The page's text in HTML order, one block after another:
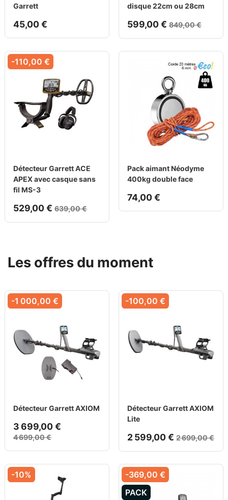
Garrett
45,00 €
disque 22cm ou 28cm
599,00 €849,00 €
Détecteur Garrett ACE
APEX avec casque sans
fil MS-3
529,00 €639,00 €
-110,00 €
Pack aimant Néodyme
400kg double face
74,00 €
Les offres du moment
Détecteur Garrett AXIOM
3 699,00 €
4 699,00 €
-1 000,00 €
Détecteur Garrett AXIOM
Lite
2 599,00 €2 699,00 €
-100,00 €
-10%
-369,00 €
PACK